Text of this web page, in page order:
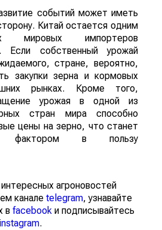
событий может иметь
Китай остается одним
мировых импортеров
Если собственный урожай
стране, вероятно,
закупки зерна и кормовых
рынках. Кроме того,
урожая в одной из
стран мира способно
цены на зерно, что станет
фактором в пользу
агроновостей
канале telegram, узнавайте
в facebook и подписывайтесь
instagram.